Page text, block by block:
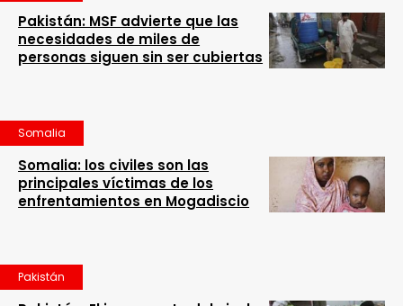
Pakistán: MSF advierte que las
necesidades de miles de
personas siguen sin ser cubiertas
Somalia
Somalia: los civiles son las
principales víctimas de los
enfrentamientos en Mogadiscio
Pakistán